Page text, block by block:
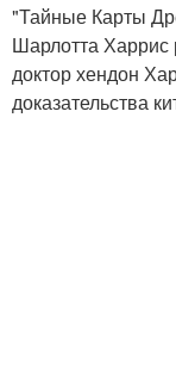
"Тайные Карты
Шарлотта Харрис
доктор хендон
доказательства